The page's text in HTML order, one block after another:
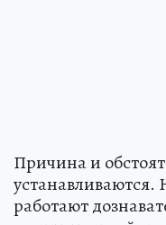
Причина и
работают